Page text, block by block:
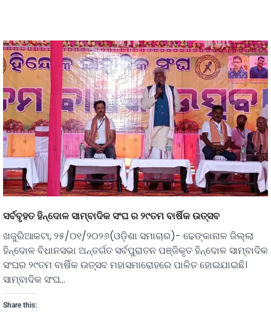
ସର୍ବବୃହତ ହିନ୍ଦୋଳ ସାମ୍ବାଦିକ ସଂଘ ର ୨୯ତମ ବାର୍ଷିକ ଉତ୍ସବ
ଖଜୁରିଆକଟା, ୨୫/୦୧/୨୦୨୬(ଓଡ଼ିଶା ସମାଚାର)- ଢେଙ୍କାନାଳ ଜିଲ୍ଲା
ହିନ୍ଦୋଳ ବିଧାନସଭା ଅନ୍ତର୍ଗତ ସର୍ବପୁରାତନ ପଞ୍ଜିକୃତ ହିନ୍ଦୋଳ ସାମ୍ବାଦିକ
ସଂଘର ୨୯ତମ ବାର୍ଷିକ ଉତ୍ସବ ମହାସମାରୋହରେ ପାଳିତ ହୋଇଯାଇଛି।
ସାମ୍ବାଦିକ ସଂଘ…
Share this: